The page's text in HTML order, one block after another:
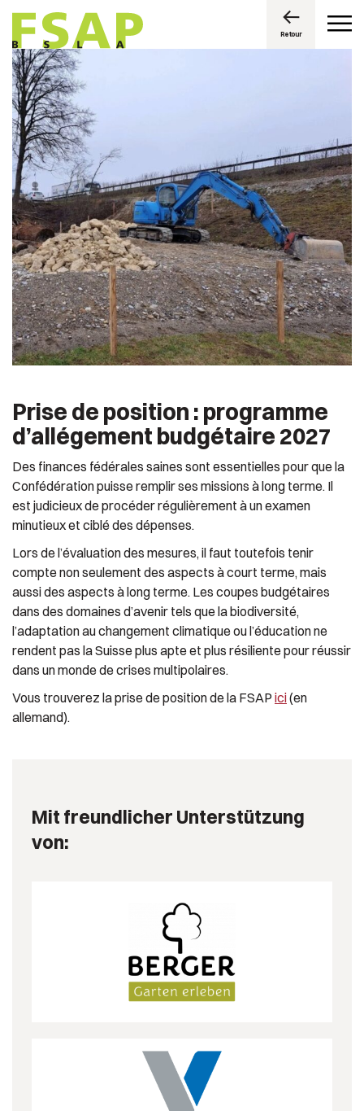
Retour
Prise de position : programme
d’allégement budgétaire 2027
Des finances fédérales saines sont essentielles pour que la
Confédération puisse remplir ses missions à long terme. Il
est judicieux de procéder régulièrement à un examen
minutieux et ciblé des dépenses.
Lors de l’évaluation des mesures, il faut toutefois tenir
compte non seulement des aspects à court terme, mais
aussi des aspects à long terme. Les coupes budgétaires
dans des domaines d’avenir tels que la biodiversité,
l’adaptation au changement climatique ou l’éducation ne
rendent pas la Suisse plus apte et plus résiliente pour réussir
dans un monde de crises multipolaires.
Vous trouverez la prise de position de la FSAP ici(en
allemand).
Mit freundlicher Unterstützung
von: